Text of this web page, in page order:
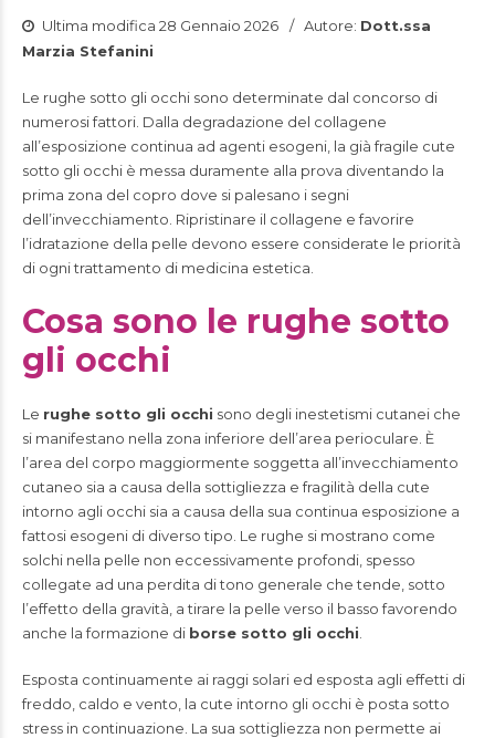
Ultima modifica 28 Gennaio 2026 Autore: Dott.ssa
Marzia Stefanini
Le rughe sotto gli occhi sono determinate dal concorso di
numerosi fattori. Dalla degradazione del collagene
all’esposizione continua ad agenti esogeni, la già fragile cute
sotto gli occhi è messa duramente alla prova diventando la
prima zona del copro dove si palesano i segni
dell’invecchiamento. Ripristinare il collagene e favorire
l’idratazione della pelle devono essere considerate le priorità
di ogni trattamento di medicina estetica.
Cosa sono le rughe sotto
gli occhi
Le rughe sotto gli occhi sono degli inestetismi cutanei che
si manifestano nella zona inferiore dell’area perioculare. È
l’area del corpo maggiormente soggetta all’invecchiamento
cutaneo sia a causa della sottigliezza e fragilità della cute
intorno agli occhi sia a causa della sua continua esposizione a
fattosi esogeni di diverso tipo. Le rughe si mostrano come
solchi nella pelle non eccessivamente profondi, spesso
collegate ad una perdita di tono generale che tende, sotto
l’effetto della gravità, a tirare la pelle verso il basso favorendo
anche la formazione di borse sotto gli occhi
Esposta continuamente ai raggi solari ed esposta agli effetti di
freddo, caldo e vento, la cute intorno gli occhi è posta sotto
stress in continuazione. La sua sottigliezza non permette ai